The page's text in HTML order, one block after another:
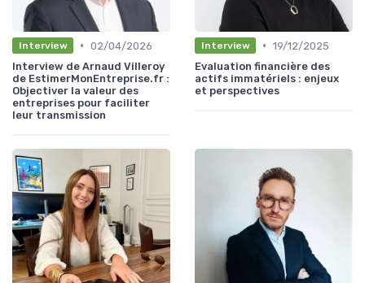
Interview • 02/04/2026
Interview de Arnaud Villeroy
de EstimerMonEntreprise.fr :
Objectiver la valeur des
entreprises pour faciliter
leur transmission
Interview • 19/12/2025
Evaluation financière des
actifs immatériels : enjeux
et perspectives